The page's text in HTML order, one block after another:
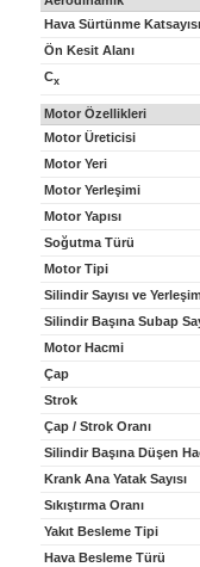
Hava Sürtünme Katsayısı
Ön Kesit Alanı
Cx
Motor Özellikleri
Motor Üreticisi
Motor Yeri
Motor Yerleşimi
Motor Yapısı
Soğutma Türü
Motor Tipi
Silindir Sayısı ve
Silindir Başına Subap
Motor Hacmi
Çap
Strok
Çap / Strok Oranı
Silindir Başına Düşen
Krank Ana Yatak Sayısı
Sıkıştırma Oranı
Yakıt Besleme Tipi
Hava Besleme Türü